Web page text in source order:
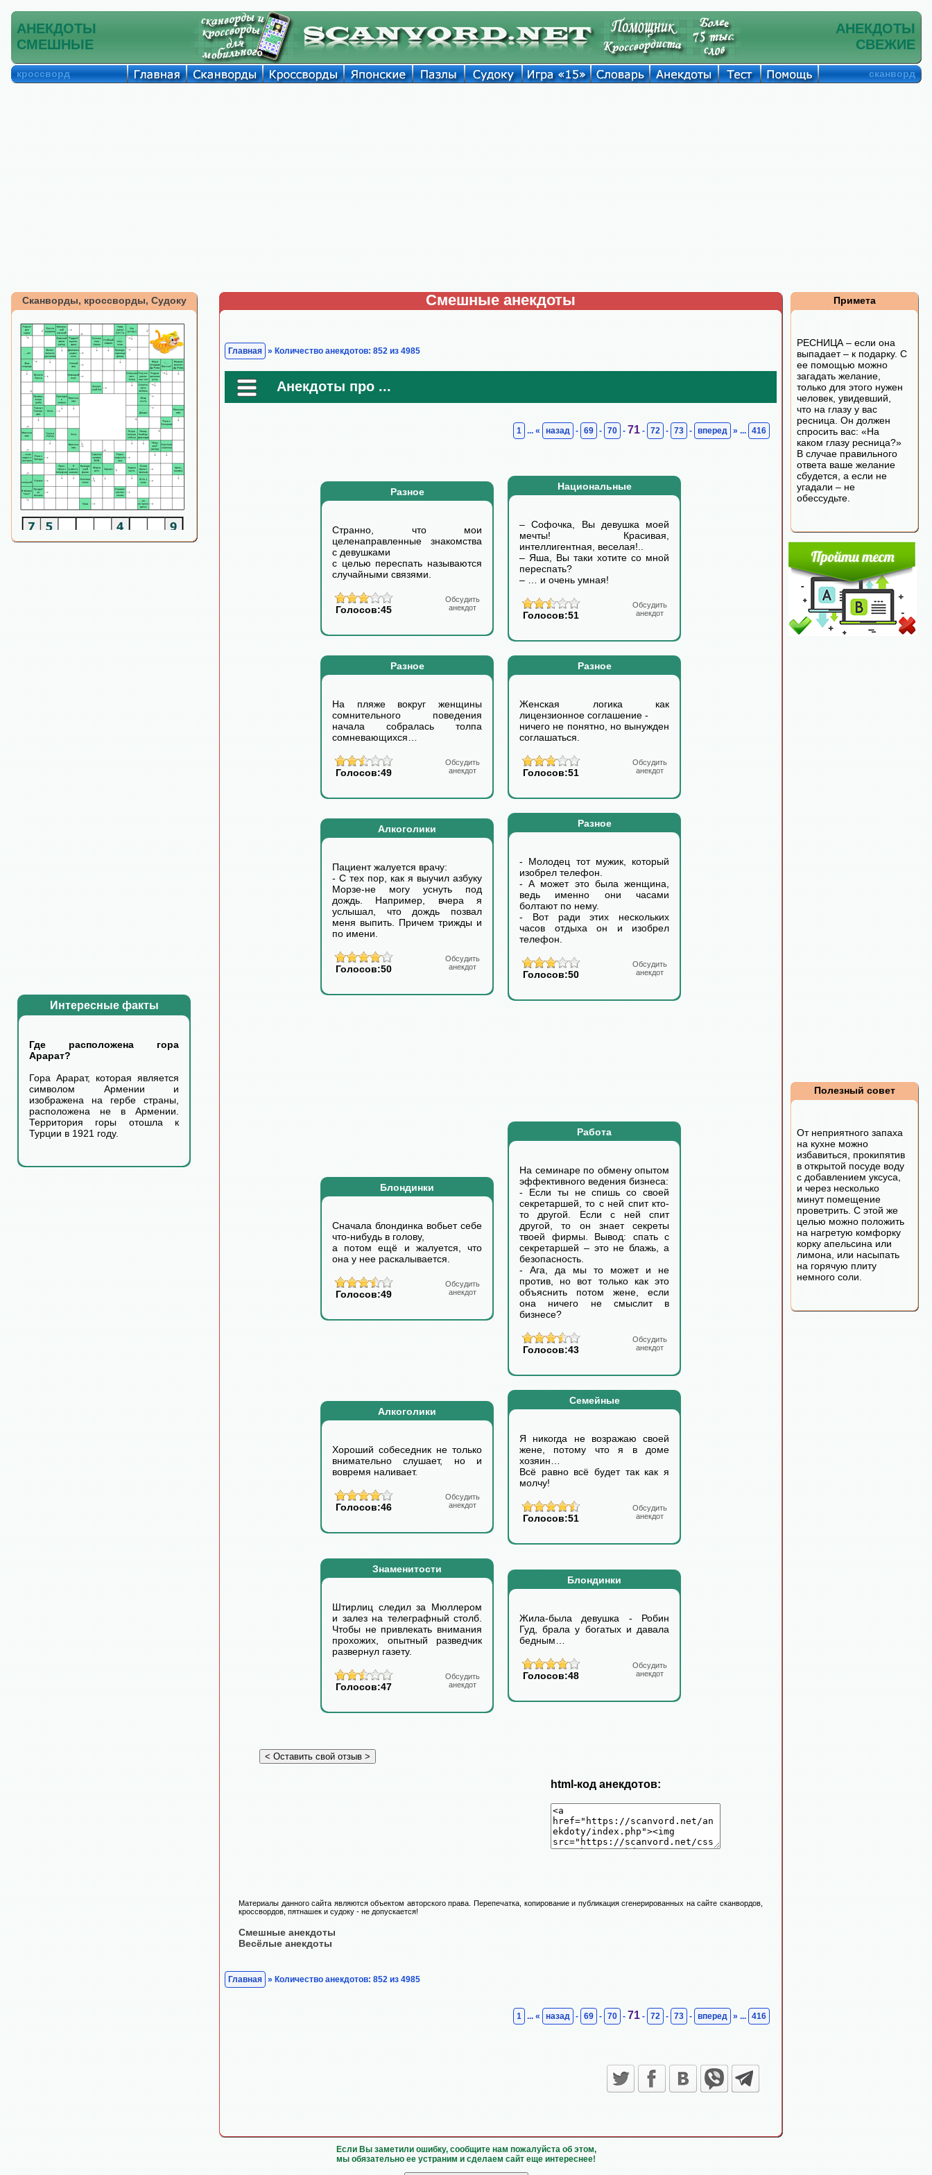
АНЕКДОТЫ
СМЕШНЫЕ
АНЕКДОТЫ
СВЕЖИЕ
кроссворд сканворд
Сканворды, кроссворды, Судоку
Интересные факты
Где расположена гора
Арарат?
Гора Арарат, которая является
символом Армении и
изображена на гербе страны,
расположена не в Армении.
Территория горы отошла к
Турции в 1921 году.
Смешные анекдоты
Главная » Количество анекдотов: 852 из 4985
Анекдоты про ...
1 ... « назад - 69 - 70 - 71 - 72 - 73 - вперед » ... 416
Разное
Странно, что мои
целенаправленные знакомства
с девушками
с целью переспать называются
случайными связями.
Голосов:45
Обсудить
анекдот
Национальные
– Софочка, Вы девушка моей
мечты! Красивая,
интеллигентная, веселая!..
– Яша, Вы таки хотите со мной
переспать?
– … и очень умная!
Голосов:51
Обсудить
анекдот
Разное
На пляже вокруг женщины
сомнительного поведения
начала собралась толпа
сомневающихся…
Голосов:49
Обсудить
анекдот
Разное
Женская логика как
лицензионное соглашение -
ничего не понятно, но вынужден
соглашаться.
Голосов:51
Обсудить
анекдот
Алкоголики
Пациент жалуется врачу:
- С тех пор, как я выучил азбуку
Морзе-не могу уснуть под
дождь. Например, вчера я
услышал, что дождь позвал
меня выпить. Причем трижды и
по имени.
Голосов:50
Обсудить
анекдот
Разное
- Молодец тот мужик, который
изобрел телефон.
- А может это была женщина,
ведь именно они часами
болтают по нему.
- Вот ради этих нескольких
часов отдыха он и изобрел
телефон.
Голосов:50
Обсудить
анекдот
Блондинки
Сначала блондинка вобьет себе
что-нибудь в голову,
а потом ещё и жалуется, что
она у нее раскалывается.
Голосов:49
Обсудить
анекдот
Работа
На семинаре по обмену опытом
эффективного ведения бизнеса:
- Если ты не спишь со своей
секретаршей, то с ней спит кто-
то другой. Если с ней спит
другой, то он знает секреты
твоей фирмы. Вывод: спать с
секретаршей – это не блажь, а
безопасность.
- Ага, да мы то может и не
против, но вот только как это
объяснить потом жене, если
она ничего не смыслит в
бизнесе?
Голосов:43
Обсудить
анекдот
Алкоголики
Хороший собеседник не только
внимательно слушает, но и
вовремя наливает.
Голосов:46
Обсудить
анекдот
Семейные
Я никогда не возражаю своей
жене, потому что я в доме
хозяин…
Всё равно всё будет так как я
молчу!
Голосов:51
Обсудить
анекдот
Знаменитости
Штирлиц следил за Мюллером
и залез на телеграфный столб.
Чтобы не привлекать внимания
прохожих, опытный разведчик
развернул газету.
Голосов:47
Обсудить
анекдот
Блондинки
Жила-была девушка - Робин
Гуд, брала у богатых и давала
бедным…
Голосов:48
Обсудить
анекдот
html-код анекдотов:
Материалы данного сайта являются объектом авторского права. Перепечатка, копирование и публикация сгенерированных на сайте сканвордов,
кроссвордов, пятнашек и судоку - не допускается!
Смешные анекдоты
Весёлые анекдоты
Главная » Количество анекдотов: 852 из 4985
1 ... « назад - 69 - 70 - 71 - 72 - 73 - вперед » ... 416
Примета
РЕСНИЦА – если она
выпадает – к подарку. С
ее помощью можно
загадать желание,
только для этого нужен
человек, увидевший,
что на глазу у вас
ресница. Он должен
спросить вас: «На
каком глазу ресница?»
В случае правильного
ответа ваше желание
сбудется, а если не
угадали – не
обессудьте.
Полезный совет
От неприятного запаха
на кухне можно
избавиться, прокипятив
в открытой посуде воду
с добавлением уксуса,
и через несколько
минут помещение
проветрить. С этой же
целью можно положить
на нагретую комфорку
корку апельсина или
лимона, или насыпать
на горячую плиту
немного соли.
Если Вы заметили ошибку, сообщите нам пожалуйста об этом,
мы обязательно ее устраним и сделаем сайт еще интереснее!